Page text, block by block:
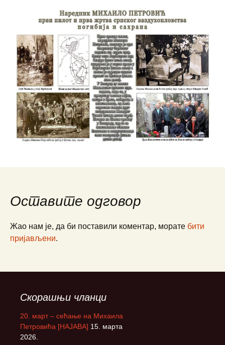
Оставите одговор
Жао нам је, да би поставили коментар, морате бити
пријављени.
Скорашњи чланци
20. март – сећање на Михаила
Петровића [НАЈАВА] 15. марта
2026.